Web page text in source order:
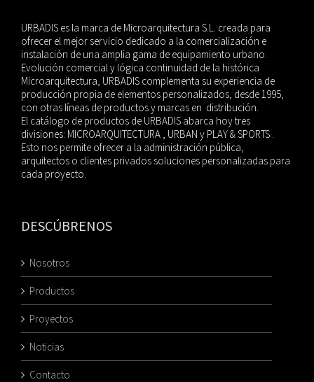
URBADIS es la marca de Microarquitectura S.L. creada para
ofrecer el mejor servicio dedicado a la comercialización e
instalación de una amplia gama de equipamiento urbano.
Evolución comercial y lógica continuidad de la histórica
Microarquitectura, URBADIS complementa su experiencia de
producción propia de elementos personalizados, desde 1995,
con otras líneas de productos y marcas en distribución.
El catálogo de productos de URBADIS abarca hoy tres
divisiones: MICROARQUITECTURA , URBAN y PLAY & SPORTS .
Esto nos permite ofrecer a la administración pública,
arquitectos o clientes privados soluciones personalizadas para
cada proyecto.
DESCÚBRENOS
Nosotros
Productos
Proyectos
Noticias
Contacto